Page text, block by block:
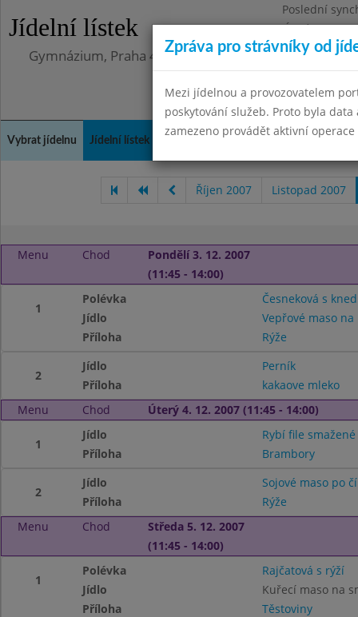
Jídelní lístek
Poslední
Úterý
Gymnázium, Praha 4, Budějovická 680
Vybrat jídelnu Jídelní lístek Kontakty a informace
Říjen 2007 Listopad 2007
Menu Chod
Pondělí 3. 12. 2007
(11:45 - 14:00)
1
Polévka
Česneková s
Jídlo
Vepřové maso
Příloha
Rýže
2
Jídlo
Perník
Příloha
kakaove mleko
Menu
Chod Úterý 4. 12. 2007 (11:45 - 14:00)
1
Jídlo
Rybí file smažené
Příloha
Brambory
2
Jídlo
Sojové maso po
Příloha
Rýže
Menu
Chod
Středa 5. 12. 2007
(11:45 - 14:00)
1
Polévka
Rajčatová s rýží
Jídlo
Kuřecí maso na
Příloha
Těstoviny
Zpráva pro strávníky od
Mezi jídelnou a provozovatelem
poskytování služeb. Proto byla
zamezeno provádět aktivní